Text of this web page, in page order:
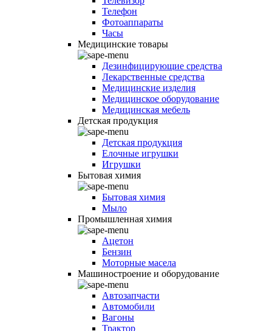
Телефон
Фотоаппараты
Часы
Медицинские товары
Дезинфицирующие средства
Лекарственные средства
Медицинские изделия
Медицинское оборудование
Медицинская мебель
Детская продукция
Детская продукция
Елочные игрушки
Игрушки
Бытовая химия
Бытовая химия
Мыло
Промышленная химия
Ацетон
Бензин
Моторные масела
Машиностроение и оборудование
Автозапчасти
Автомобили
Вагоны
Трактор